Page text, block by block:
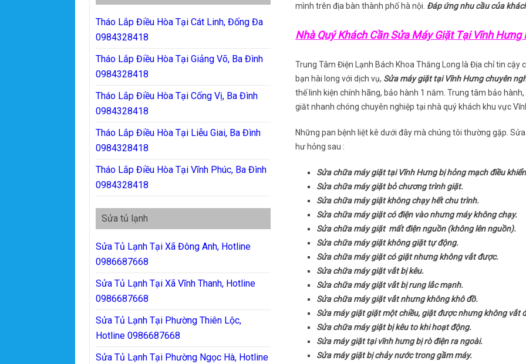
mình trên địa bàn thành phố hà nội. Đáp ứng nhu cầu của
Nhà Quý Khách Cần Sửa Máy Giặt Tại Vĩnh
Trung Tâm Điện Lạnh Bách Khoa Thăng Long là Địa chỉ tin cậy
bạn hài long với dịch vụ, Sửa máy giặt tại Vĩnh Hưng chuyên
thế linh kiện chính hãng, bảo hành 1 năm. Trung tâm bảo
giăt nhanh chóng chuyên nghiệp tại nhà quý khách khu vực
Những pan bệnh liệt kê dưới đây mà chúng tôi thường gặp.
hư hỏng sau :
Sửa chữa máy giặt tại Vĩnh Hưng bị hỏng mạch điều
Sửa chữa máy giặt bỏ chương trình giặt.
Sửa chữa máy giặt không chạy hết chu trình.
Sửa chữa máy giặt có điện vào nhưng máy không chạy.
Sửa chữa máy giặt mất điện nguồn (không lên nguồn).
Sửa chữa máy giặt không giặt tự động.
Sửa chữa máy giặt có giặt nhưng không vắt được.
Sửa chữa máy giặt vắt bị kêu.
Sửa chữa máy giặt vắt bị rung lắc mạnh.
Sửa chữa máy giặt vắt nhưng không khô đồ.
Sửa máy giặt giặt một chiều, giặt được nhưng không vắt
Sửa chữa máy giặt bị kêu to khi hoạt động.
Sửa máy giặt tại vĩnh hưng bị rò điện ra ngoài.
Sửa máy giặt bị chảy nước trong gầm máy.
Tháo Lắp Điều Hòa Tại Cát Linh, Đống Đa
0984328418
Tháo Lắp Điều Hòa Tại Giảng Võ, Ba Đình
0984328418
Tháo Lắp Điều Hòa Tại Cống Vị, Ba Đình
0984328418
Tháo Lắp Điều Hòa Tại Liễu Giai, Ba Đình
0984328418
Tháo Lắp Điều Hòa Tại Vĩnh Phúc, Ba Đình
0984328418
Sửa tủ lạnh
Sửa Tủ Lạnh Tại Xã Đông Anh, Hotline
0986687668
Sửa Tủ Lạnh Tại Xã Vĩnh Thanh, Hotline
0986687668
Sửa Tủ Lạnh Tại Phường Thiên Lộc,
Hotline 0986687668
Sửa Tủ Lạnh Tại Phường Ngọc Hà, Hotline